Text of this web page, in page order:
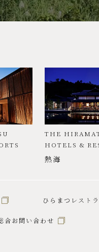
THE
HOTELS &
熱海
ひらまつレスト
合お問い合わせ